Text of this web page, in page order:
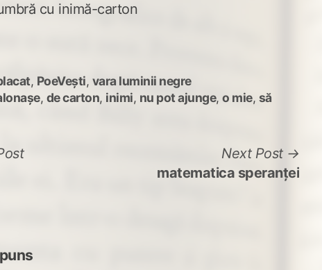
cu inimă-carton
, PoeVești, vara luminii negre
, de carton, inimi, nu pot ajunge,o mie, să
Previous
Next Post
post:
matematica speranței